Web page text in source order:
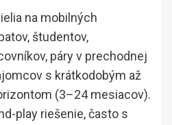
na mobilných
študentov,
páry v prechodnej
s krátkodobým až
(3–24 mesiacov).
play riešenie, často s